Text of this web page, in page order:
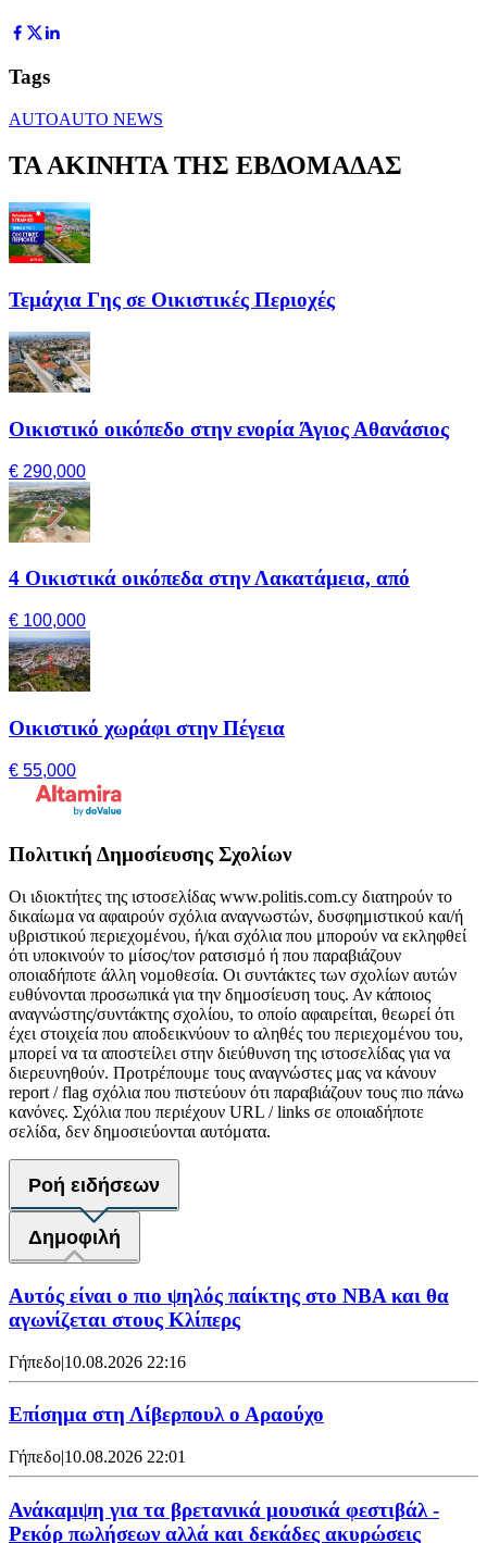
Tags
AUTOAUTO NEWS
ΤΑ ΑΚΙΝΗΤΑ ΤΗΣ ΕΒΔΟΜΑΔΑΣ
Τεμάχια Γης σε Οικιστικές Περιοχές
Οικιστικό οικόπεδο στην ενορία Άγιος Αθανάσιος
€ 290,000
4 Οικιστικά οικόπεδα στην Λακατάμεια, από
€ 100,000
Οικιστικό χωράφι στην Πέγεια
€ 55,000
Πολιτική Δημοσίευσης Σχολίων
Οι ιδιοκτήτες της ιστοσελίδας www.politis.com.cy διατηρούν το
δικαίωμα να αφαιρούν σχόλια αναγνωστών, δυσφημιστικού και/ή
υβριστικού περιεχομένου, ή/και σχόλια που μπορούν να εκληφθεί
ότι υποκινούν το μίσος/τον ρατσισμό ή που παραβιάζουν
οποιαδήποτε άλλη νομοθεσία. Οι συντάκτες των σχολίων αυτών
ευθύνονται προσωπικά για την δημοσίευση τους. Αν κάποιος
αναγνώστης/συντάκτης σχολίου, το οποίο αφαιρείται, θεωρεί ότι
έχει στοιχεία που αποδεικνύουν το αληθές του περιεχομένου του,
μπορεί να τα αποστείλει στην διεύθυνση της ιστοσελίδας για να
διερευνηθούν. Προτρέπουμε τους αναγνώστες μας να κάνουν
report / flag σχόλια που πιστεύουν ότι παραβιάζουν τους πιο πάνω
κανόνες. Σχόλια που περιέχουν URL / links σε οποιαδήποτε
σελίδα, δεν δημοσιεύονται αυτόματα.
Ροή ειδήσεων
Δημοφιλή
Αυτός είναι ο πιο ψηλός παίκτης στο NBA και θα
αγωνίζεται στους Κλίπερς
Γήπεδο|10.08.2026 22:16
Επίσημα στη Λίβερπουλ ο Αραούχο
Γήπεδο|10.08.2026 22:01
Ανάκαμψη για τα βρετανικά μουσικά φεστιβάλ -
Ρεκόρ πωλήσεων αλλά και δεκάδες ακυρώσεις